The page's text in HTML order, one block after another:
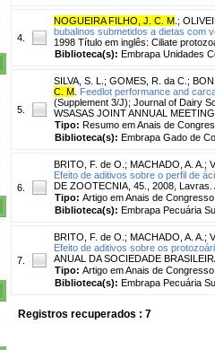
4.
NOGUEIRA FILHO, J. C. M ;
bubalinos submetidos a dietas com
1998 Título em inglês: Ciliate
Biblioteca(s): Embrapa Unidades
5.
SILVA, S. L. ; GOMES, R. da C. ;
C. M Feedlot performance and
(Supplement 3/J); Journal of Dairy
WSASAS JOINT ANNUAL
Tipo: Resumo em Anais de
Biblioteca(s): Embrapa Gado de
6.
BRITO, F. de O. ; MACHADO, A. A. ;
Efeito de aditivos sobre o perfil de
DE ZOOTECNIA, 45., 2008,
Tipo: Artigo em Anais de Congresso
Biblioteca(s): Embrapa Pecuária
7.
BRITO, F. de O. ; MACHADO, A. A. ;
Efeito de aditivos sobre os
ANUAL DA SOCIEDADE
Tipo: Artigo em Anais de Congresso
Biblioteca(s): Embrapa Pecuária
Registros recuperados : 7